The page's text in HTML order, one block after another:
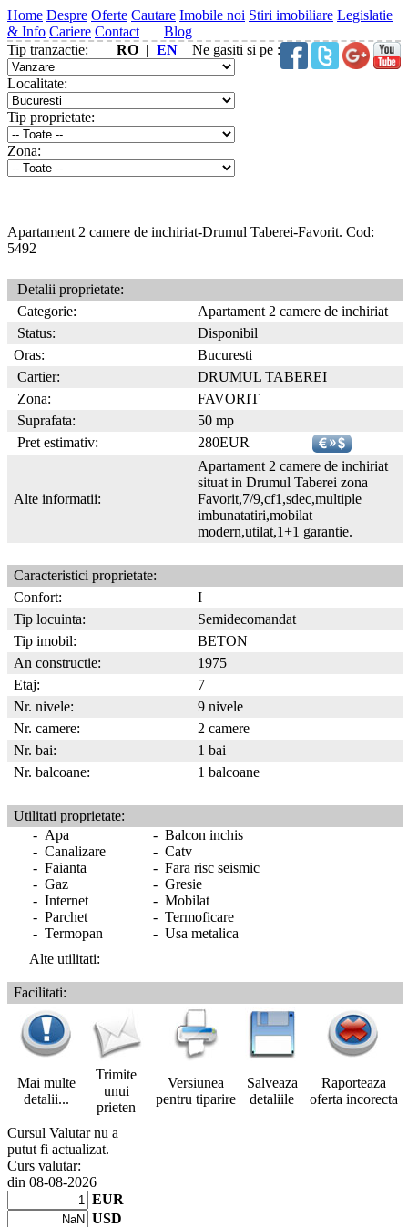
Home Despre Oferte Cautare Imobile noi Stiri imobiliare Legislatie
& Info Cariere Contact
Blog
RO | EN Ne gasiti si pe :
Tip tranzactie:
Localitate:
Tip proprietate:
Zona:
Apartament 2 camere de inchiriat-Drumul Taberei-Favorit. Cod:
5492
Detalii proprietate:
Categorie:
Apartament 2 camere de inchiriat
Status:
Disponibil
Oras:
Bucuresti
Cartier:
DRUMUL TABEREI
Zona:
FAVORIT
Suprafata:
50 mp
Pret estimativ:
280EUR
Alte informatii:
Apartament 2 camere de inchiriat
situat in Drumul Taberei zona
Favorit,7/9,cf1,sdec,multiple
imbunatatiri,mobilat
modern,utilat,1+1 garantie.
Caracteristici proprietate:
Confort:
I
Tip locuinta:
Semidecomandat
Tip imobil:
BETON
An constructie:
1975
Etaj:
7
Nr. nivele:
9 nivele
Nr. camere:
2 camere
Nr. bai:
1 bai
Nr. balcoane:
1 balcoane
Utilitati proprietate:
- Apa
- Balcon inchis
- Canalizare
- Catv
- Faianta
- Fara risc seismic
- Gaz
- Gresie
- Internet
- Mobilat
- Parchet
- Termoficare
- Termopan
- Usa metalica
Alte utilitati:
Facilitati:
Mai multe
detalii...
Trimite
unui
prieten
Versiunea
pentru tiparire
Salveaza
detaliile
Raporteaza
oferta incorecta
Cursul Valutar nu a
putut fi actualizat.
Curs valutar:
din 08-08-2026
EUR
USD